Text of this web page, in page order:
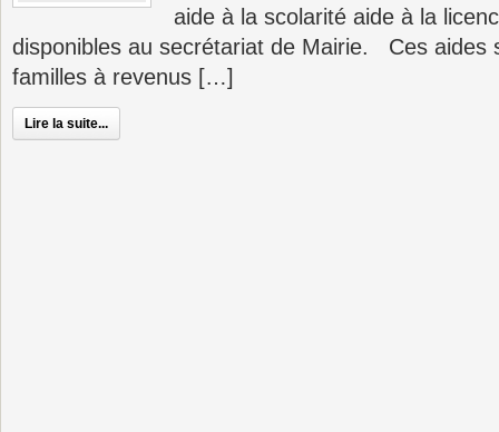
aide à la scolarité aide à la
disponibles au secrétariat de Mairie. Ces aides
familles à revenus […]
Lire la suite...